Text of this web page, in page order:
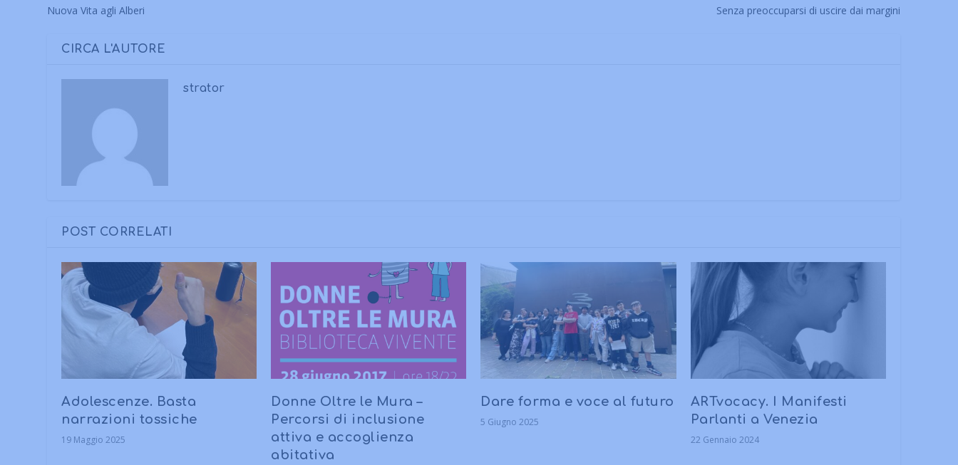
Nuova Vita agli Alberi Senza preoccuparsi di uscire dai margini
CIRCA L'AUTORE
strator
POST CORRELATI
Adolescenze. Basta
narrazioni tossiche
19 Maggio 2025
Donne Oltre le Mura –
Percorsi di inclusione
attiva e accoglienza
abitativa
Dare forma e voce al futuro
5 Giugno 2025
ARTvocacy. I Manifesti
Parlanti a Venezia
22 Gennaio 2024